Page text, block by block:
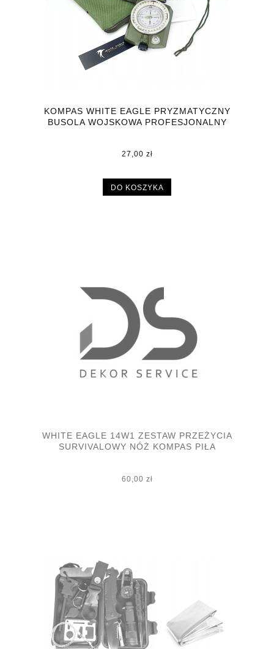
KOMPAS WHITE EAGLE PRYZMATYCZNY
BUSOLA WOJSKOWA PROFESJONALNY
27,00 zł
DO KOSZYKA
WHITE EAGLE 14W1 ZESTAW PRZEŻYCIA
SURVIVALOWY NÓŻ KOMPAS PIŁA
60,00 zł